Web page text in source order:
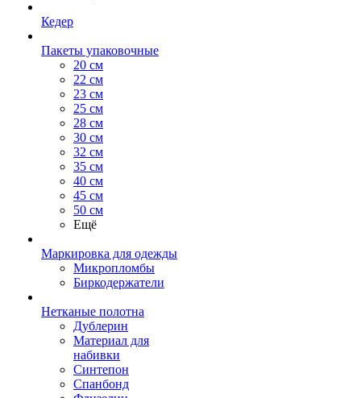
Кедер
Пакеты упаковочные
20 см
22 см
23 см
25 см
28 см
30 см
32 см
35 см
40 см
45 см
50 см
Ещё
Маркировка для одежды
Микропломбы
Биркодержатели
Нетканые полотна
Дублерин
Материал для
набивки
Синтепон
Спанбонд